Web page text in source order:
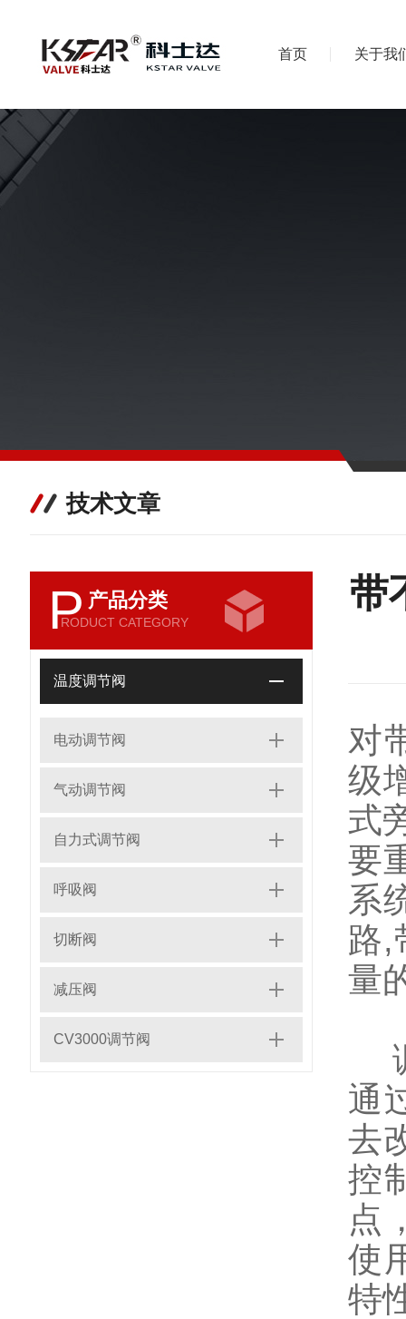
首页 关于我
技术文章
P 产品分类
RODUCT CATEGORY
温度调节阀
电动调节阀
气动调节阀
自力式调节阀
呼吸阀
切断阀
减压阀
CV3000调节阀
带
对
级
式
要
系
路,
量
通
去
控
点
使
特